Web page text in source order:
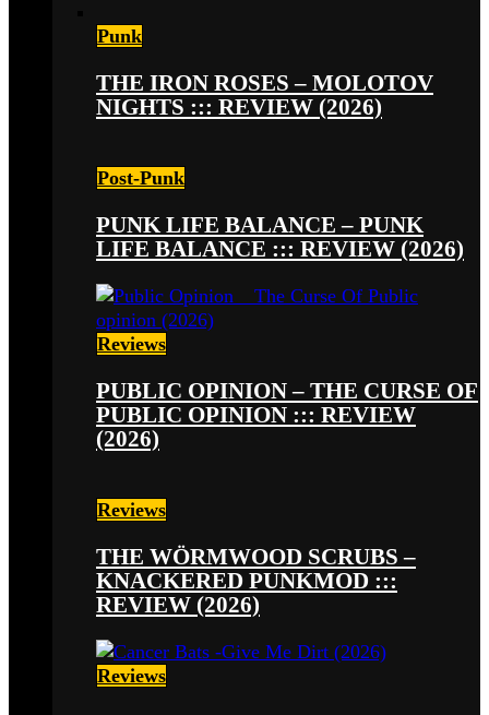
Punk
THE IRON ROSES – MOLOTOV
NIGHTS ::: REVIEW (2026)
Post-Punk
PUNK LIFE BALANCE – PUNK
LIFE BALANCE ::: REVIEW (2026)
Reviews
PUBLIC OPINION – THE CURSE OF
PUBLIC OPINION ::: REVIEW
(2026)
Reviews
THE WÖRMWOOD SCRUBS –
KNACKERED PUNKMOD :::
REVIEW (2026)
Reviews